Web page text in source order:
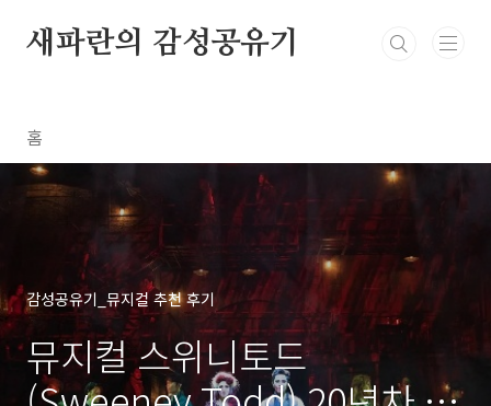
새파란의 감성공유기
홈
감성공유기_뮤지컬 추천 후기
뮤지컬 스위니토드